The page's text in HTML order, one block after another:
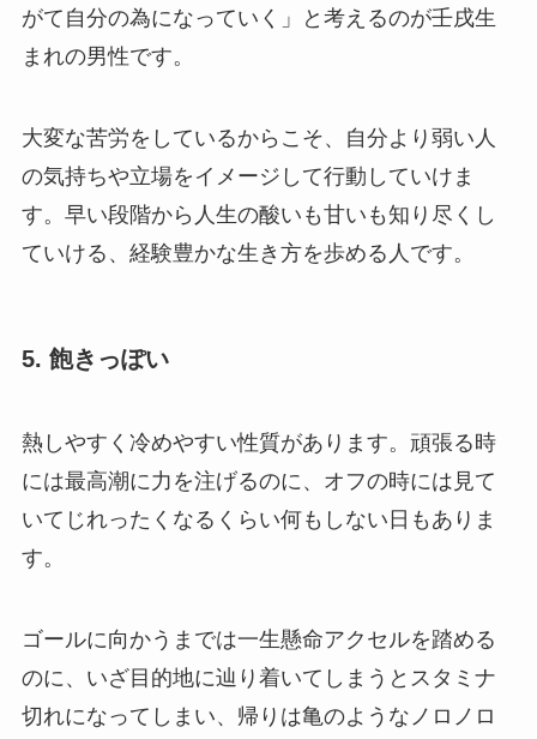
がて自分の為になっていく」と考えるのが壬戌生
まれの男性です。
大変な苦労をしているからこそ、自分より弱い人
の気持ちや立場をイメージして行動していけま
す。早い段階から人生の酸いも甘いも知り尽くし
ていける、経験豊かな生き方を歩める人です。
5. 飽きっぽい
熱しやすく冷めやすい性質があります。頑張る時
には最高潮に力を注げるのに、オフの時には見て
いてじれったくなるくらい何もしない日もありま
す。
ゴールに向かうまでは一生懸命アクセルを踏める
のに、いざ目的地に辿り着いてしまうとスタミナ
切れになってしまい、帰りは亀のようなノロノロ